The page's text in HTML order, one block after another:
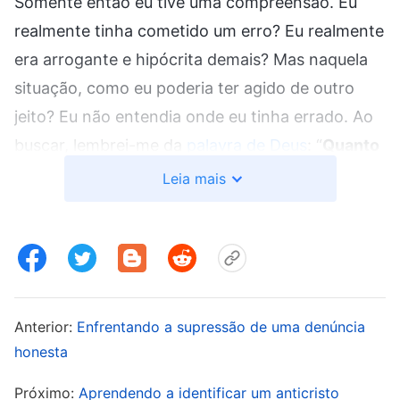
realmente tinha cometido um erro? Eu realmente
era arrogante e hipócrita demais? Mas naquela
situação, como eu poderia ter agido de outro
jeito? Eu não entendia onde eu tinha errado. Ao
buscar, lembrei-me da
palavra de Deus : “ Quanto
mais você sente que em certas áreas agiu bem
capaz de se gabar em certas áreas, então mais
vale a pena escavá-las a fundo para ver que
impurezas existem em você, bem como que
Leia mais
Anterior: Enfrentando a supressão de uma denúncia
honesta
Próximo: Aprendendo a identificar um anticristo